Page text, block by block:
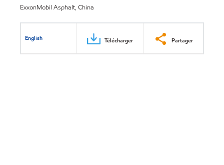
ExxonMobil Asphalt, China
English Télécharger Partager